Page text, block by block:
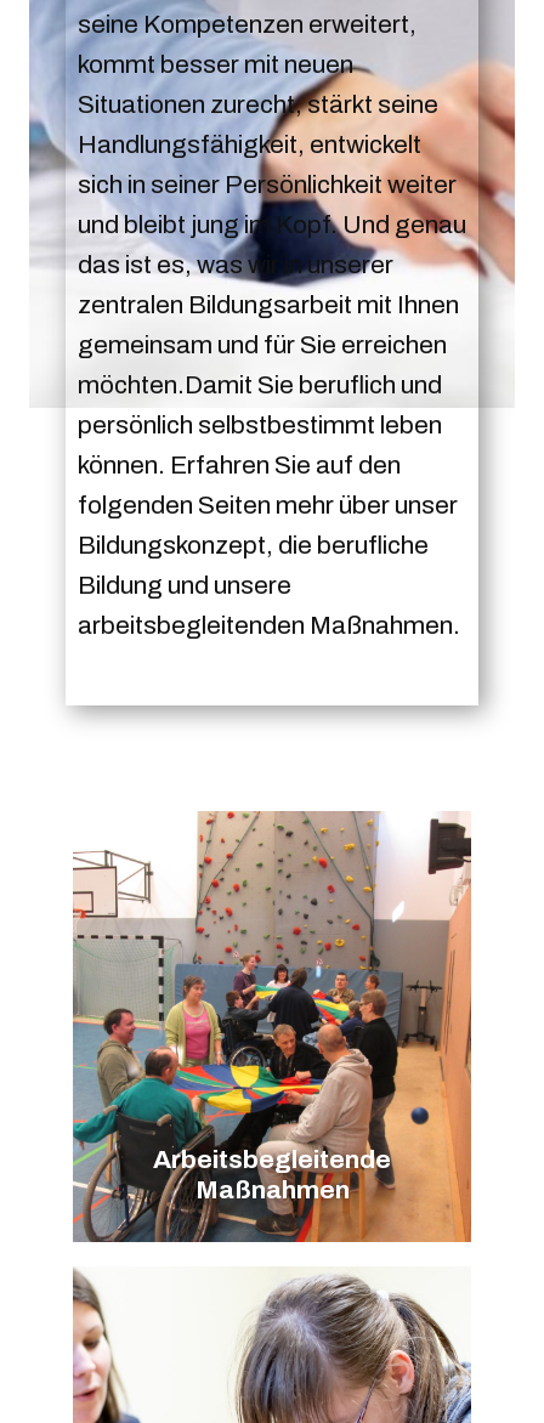
seine Kompetenzen erweitert,
kommt besser mit neuen
Situationen zurecht, stärkt seine
Handlungsfähigkeit, entwickelt
sich in seiner Persönlichkeit weiter
und bleibt jung im Kopf. Und genau
das ist es, was wir in unserer
zentralen Bildungsarbeit mit Ihnen
gemeinsam und für Sie erreichen
möchten.Damit Sie beruflich und
persönlich selbstbestimmt leben
können. Erfahren Sie auf den
folgenden Seiten mehr über unser
Bildungskonzept, die berufliche
Bildung und unsere
arbeitsbegleitenden Maßnahmen.
Arbeitsbegleitende
Maßnahmen